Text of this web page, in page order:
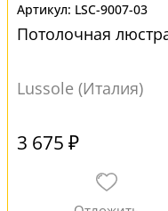
LSC-9007-03
Потолочная
Lussole (Италия)
3 675 ₽